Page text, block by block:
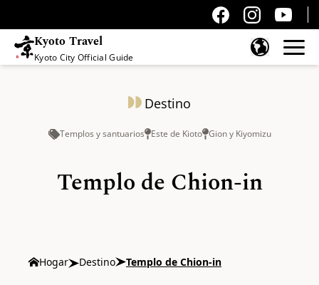
Kyoto Travel
Kyoto City Official Guide
Destino
Templos y santuarios Este de Kioto Gion y Kiyomizu
Templo de Chion-in
Hogar Destino Templo de Chion-in